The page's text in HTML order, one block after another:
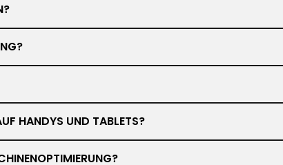
HANDYS UND TABLETS?